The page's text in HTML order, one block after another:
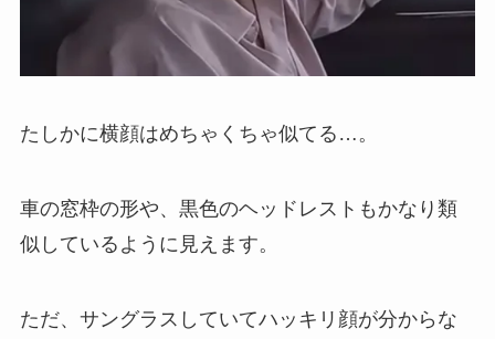
たしかに横顔はめちゃくちゃ似てる…。
車の窓枠の形や、黒色のヘッドレストもかなり類
似しているように見えます。
ただ、サングラスしていてハッキリ顔が分からな